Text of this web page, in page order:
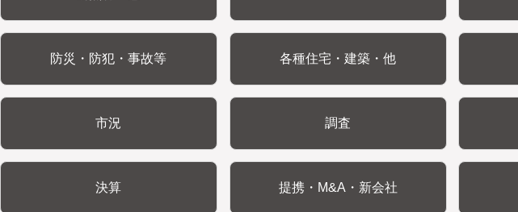
防災・防犯・事故等 各種住宅・建築・他
市況 調査
決算 提携・M&A・新会社